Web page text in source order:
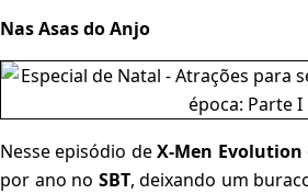
Nas Asas do Anjo
Nesse episódio deX-Men Evolution
por ano no SBT, deixando um